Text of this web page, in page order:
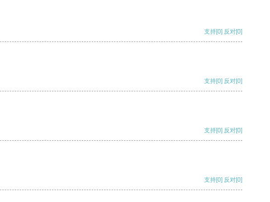
支持[0] 反对[0]
支持[0] 反对[0]
支持[0] 反对[0]
支持[0] 反对[0]